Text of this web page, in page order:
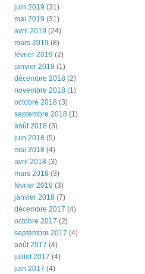
juin 2019 (31)
mai 2019 (31)
avril 2019 (24)
mars 2019 (8)
février 2019 (2)
janvier 2019 (1)
décembre 2018 (2)
novembre 2018 (1)
octobre 2018 (3)
septembre 2018 (1)
août 2018 (3)
juin 2018 (5)
mai 2018 (4)
avril 2018 (3)
mars 2018 (3)
février 2018 (3)
janvier 2018 (7)
décembre 2017 (4)
octobre 2017 (2)
septembre 2017 (4)
août 2017 (4)
juillet 2017 (4)
juin 2017 (4)